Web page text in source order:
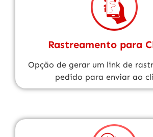
Rastreamento para
Opção de gerar um link de
pedido para enviar ao